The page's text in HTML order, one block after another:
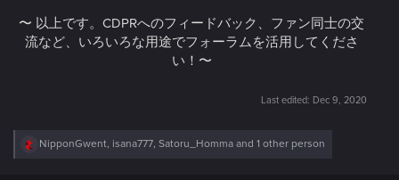
〜 以上です。CDPRへのフィードバック、ファン同士の交
流など、いろいろな用途でフォーラムを活用してくださ
い！〜
Last edited: Dec 9, 2020
R
NipponGwent, isana777, Satoru_Homma and 1 other person